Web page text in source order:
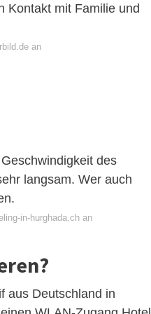
Kontakt mit Familie und
an
des
langsam. Wer auch
in-hurghada.ch an
aus Deutschland in